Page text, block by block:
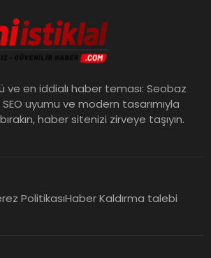
ve en iddialı haber teması: Seobaz
SEO uyumu ve modern tasarımıyla
haber sitenizi zirveye taşıyın.
PolitikasıHaber Kaldırma talebi